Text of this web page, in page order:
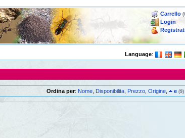
Carrello
Login
Language:
Ordina per: Nome Disponibilita Prezzo ,Origine , e (9)